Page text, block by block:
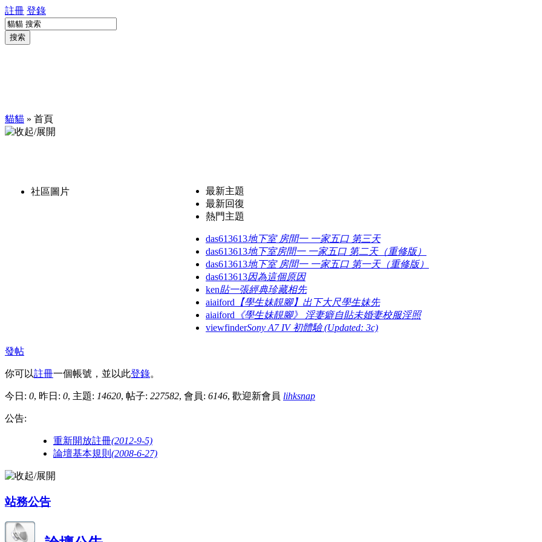
註冊 登錄
搜索
貓貓 » 首頁
社區圖片
最新主題
最新回復
熱門主題
das613613地下室 房間一 一家五口 第三天
das613613地下室房間一 一家五口 第二天（重修版）
das613613地下室 房間一 一家五口 第一天（重修版）
das613613因為這個原因
ken貼一張經典珍藏相先
aiaiford 【學生妹靚腳】出下大尺學生妹先
aiaiford 《學生妹靚腳》 淫妻癖自貼未婚妻校服淫照
viewfinderSony A7 IV 初體驗 (Updated: 3c)
發帖
你可以註冊一個帳號，並以此登錄。
今日: 0, 昨日: 0, 主題: 14620, 帖子: 227582, 會員: 6146, 歡迎新會員 lihksnap
公告:
重新開放註冊(2012-9-5)
論壇基本規則 (2008-6-27)
站務公告